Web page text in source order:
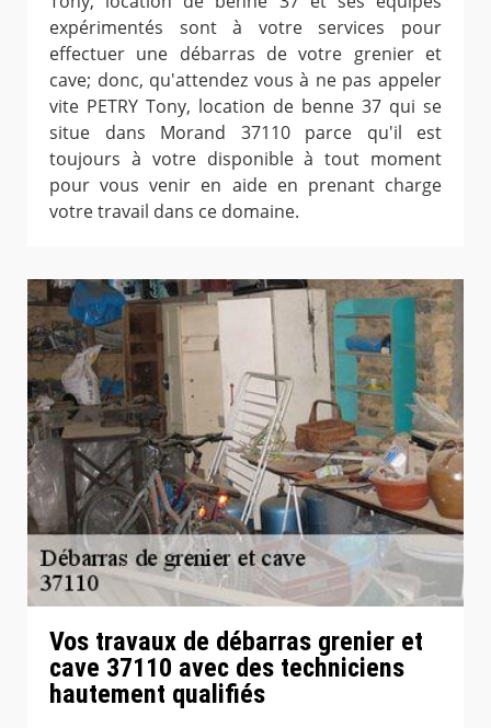
expérimentés sont à votre services pour
effectuer une débarras de votre grenier et
cave; donc, qu'attendez vous à ne pas appeler
vite PETRY Tony, location de benne 37 qui se
situe dans Morand 37110 parce qu'il est
toujours à votre disponible à tout moment
pour vous venir en aide en prenant charge
votre travail dans ce domaine.
Vos travaux de débarras grenier et
cave 37110 avec des techniciens
hautement qualifiés